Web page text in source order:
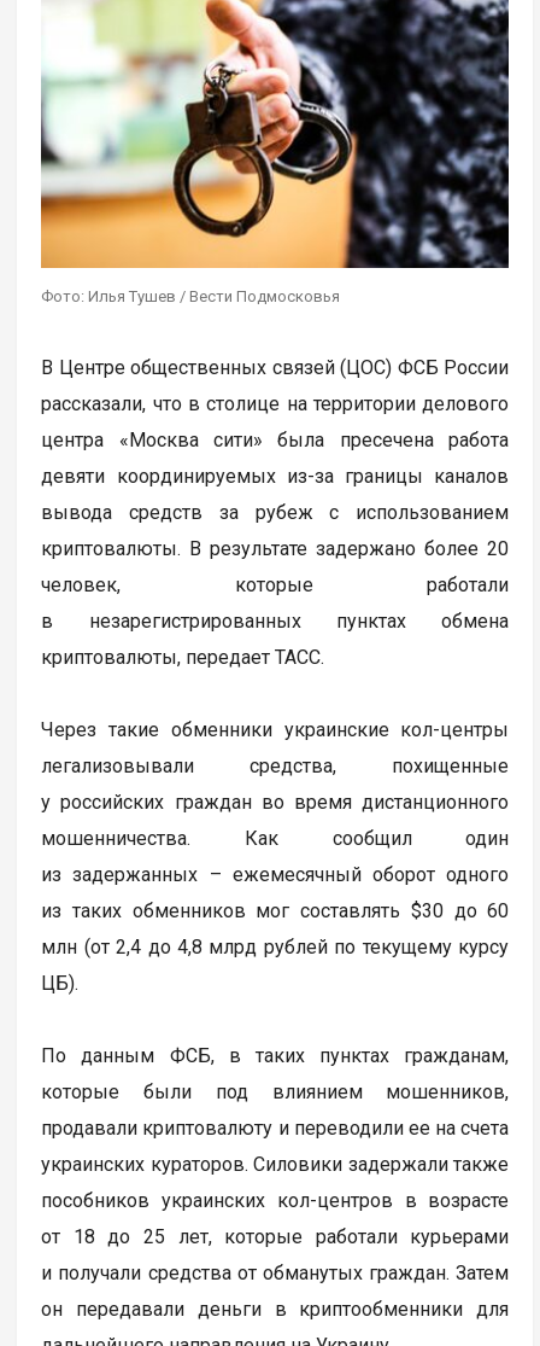
Фото: Илья Тушев / Вести Подмосковья
В Центре общественных связей (ЦОС) ФСБ России
рассказали, что в столице на территории делового
центра «Москва сити» была пресечена работа
девяти координируемых из-за границы каналов
вывода средств за рубеж с использованием
криптовалюты. В результате задержано более 20
человек, которые работали
в незарегистрированных пунктах обмена
криптовалюты, передает ТАСС.
Через такие обменники украинские кол-центры
легализовывали средства, похищенные
у российских граждан во время дистанционного
мошенничества. Как сообщил один
из задержанных – ежемесячный оборот одного
из таких обменников мог составлять $30 до 60
млн (от 2,4 до 4,8 млрд рублей по текущему курсу
ЦБ).
По данным ФСБ, в таких пунктах гражданам,
которые были под влиянием мошенников,
продавали криптовалюту и переводили ее на счета
украинских кураторов. Силовики задержали также
пособников украинских кол-центров в возрасте
от 18 до 25 лет, которые работали курьерами
и получали средства от обманутых граждан. Затем
он передавали деньги в криптообменники для